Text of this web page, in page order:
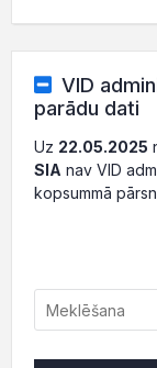
VID
parādu dati
Uz 22.05.2025
SIA nav VID
kopsummā